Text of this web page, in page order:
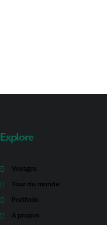
Explore
Voyages
Tour du monde
Portfolio
A propos